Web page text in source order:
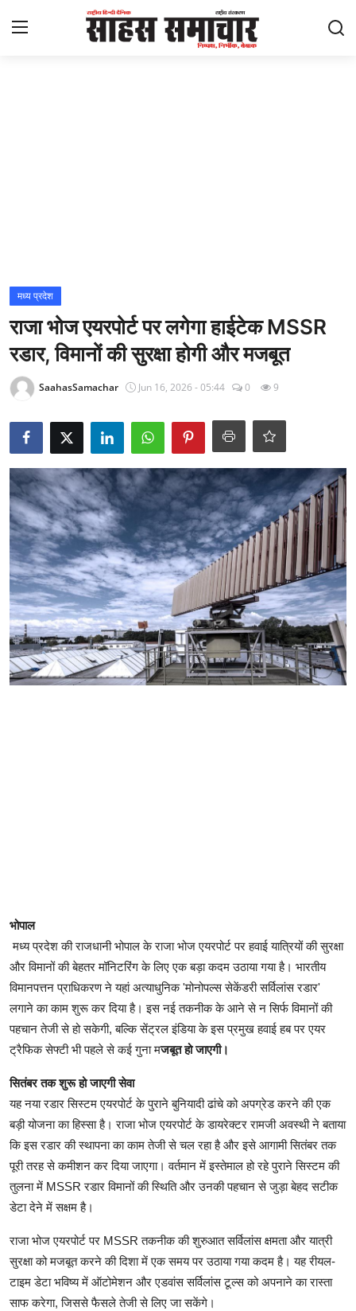
राज्य
अंतराष्ट्रीय
राजनीति
Epaper
धर्म
लाइफस्टाइल
टेक
मध्य प्रदेश
राजा भोज एयरपोर्ट पर लगेगा हाईटेक MSSR
रडार, विमानों की सुरक्षा होगी और मजबूत
SaahasSamachar Jun 16, 2026 - 05:44 0 9
भोपाल
मध्य प्रदेश की राजधानी भोपाल के राजा भोज एयरपोर्ट पर हवाई यात्रियों की सुरक्षा
और विमानों की बेहतर मॉनिटरिंग के लिए एक बड़ा कदम उठाया गया है। भारतीय
विमानपत्तन प्राधिकरण ने यहां अत्याधुनिक 'मोनोपल्स सेकेंडरी सर्विलांस रडार'
लगाने का काम शुरू कर दिया है। इस नई तकनीक के आने से न सिर्फ विमानों की
पहचान तेजी से हो सकेगी, बल्कि सेंट्रल इंडिया के इस प्रमुख हवाई हब पर एयर
ट्रैफिक सेफ्टी भी पहले से कई गुना मजबूत हो जाएगी।
सितंबर तक शुरू हो जाएगी सेवा
यह नया रडार सिस्टम एयरपोर्ट के पुराने बुनियादी ढांचे को अपग्रेड करने की एक
बड़ी योजना का हिस्सा है। राजा भोज एयरपोर्ट के डायरेक्टर रामजी अवस्थी ने बताया
कि इस रडार की स्थापना का काम तेजी से चल रहा है और इसे आगामी सितंबर तक
पूरी तरह से कमीशन कर दिया जाएगा। वर्तमान में इस्तेमाल हो रहे पुराने सिस्टम की
तुलना में MSSR रडार विमानों की स्थिति और उनकी पहचान से जुड़ा बेहद सटीक
डेटा देने में सक्षम है।
राजा भोज एयरपोर्ट पर MSSR तकनीक की शुरुआत सर्विलांस क्षमता और यात्री
सुरक्षा को मजबूत करने की दिशा में एक समय पर उठाया गया कदम है। यह रीयल-
टाइम डेटा भविष्य में ऑटोमेशन और एडवांस सर्विलांस टूल्स को अपनाने का रास्ता
साफ करेगा, जिससे फैसले तेजी से लिए जा सकेंगे।